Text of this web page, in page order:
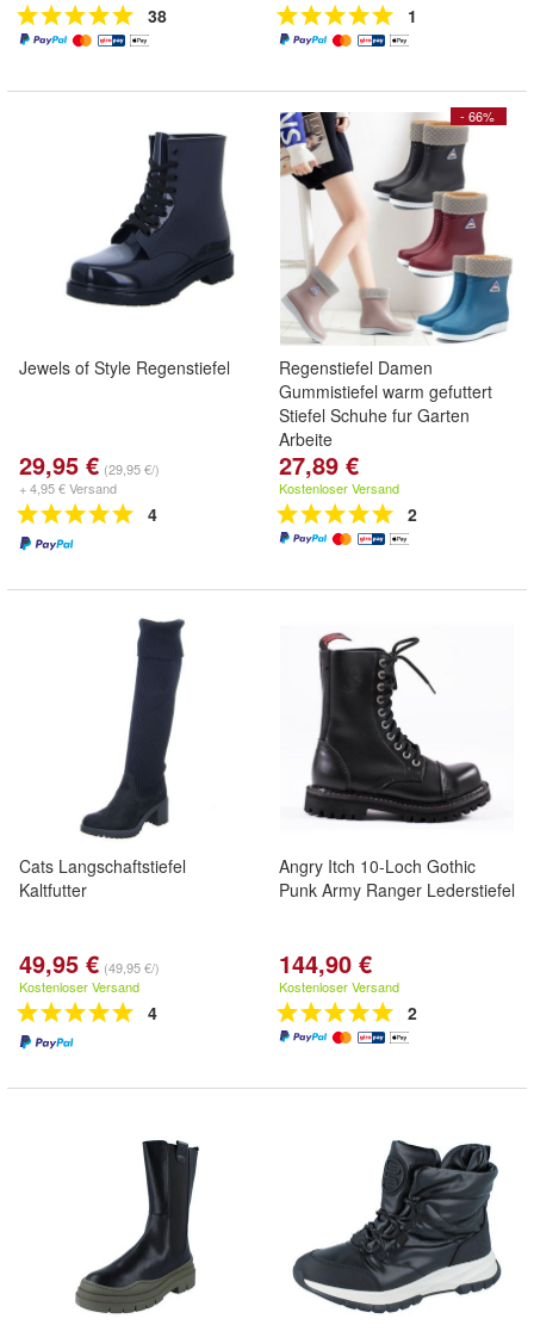
38 1
Jewels of Style Regenstiefel
29,95 € (29,95 €/)
+ 4,95 € Versand
4
- 66%
Regenstiefel Damen
Gummistiefel warm gefuttert
Stiefel Schuhe fur Garten
Arbeite
27,89 €
Kostenloser Versand
2
Cats Langschaftstiefel
Kaltfutter
49,95 € (49,95 €/)
Kostenloser Versand
4
Angry Itch 10-Loch Gothic
Punk Army Ranger Lederstiefel
144,90 €
Kostenloser Versand
2